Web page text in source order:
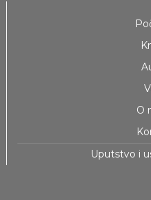
O
Uputstvo i